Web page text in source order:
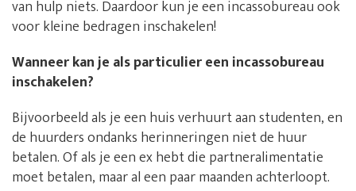
van hulp niets. Daardoor kun je een incassobureau ook
voor kleine bedragen inschakelen!
Wanneer kan je als particulier een incassobureau
inschakelen?
Bijvoorbeeld als je een huis verhuurt aan studenten, en
de huurders ondanks herinneringen niet de huur
betalen. Of als je een ex hebt die partneralimentatie
moet betalen, maar al een paar maanden achterloopt.